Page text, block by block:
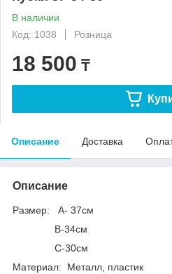
В наличии
Код: 1038
Розница
18 500 ₸
Описание Доставка
Описание
Размер: А- 37см
В-34см
С-30см
Материал: Металл, пластик